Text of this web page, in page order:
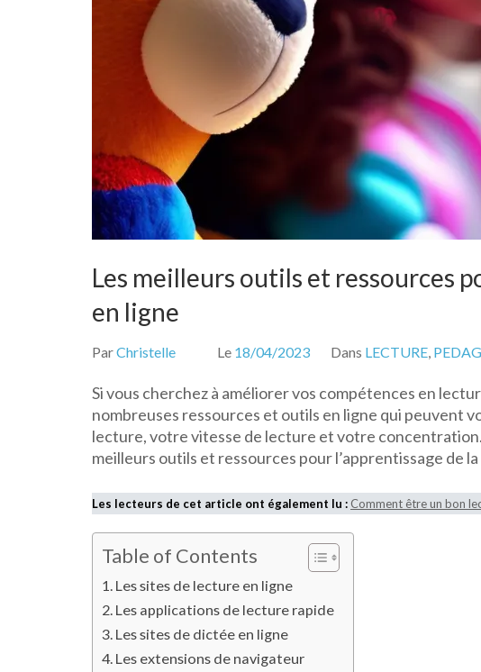
Les meilleurs outils et ressources
en ligne
ParChristelle Le 18/04/2023 Dans LECTURE,
Si vous cherchez à améliorer vos compétences en
nombreuses ressources et outils en ligne qui peuvent
lecture, votre vitesse de lecture et votre
meilleurs outils et ressources pour l’apprentissage de
Les lecteurs de cet article ont également lu : Comment être un bon
Table of Contents
Les sites de lecture en ligne
Les applications de lecture rapide
Les sites de dictée en ligne
Les extensions de navigateur